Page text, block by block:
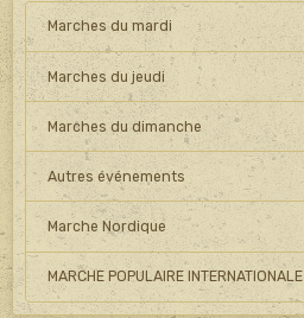
Marches du mardi
Marches du jeudi
Marches du dimanche
Autres événements
Marche Nordique
MARCHE POPULAIRE INTERNATIONALE